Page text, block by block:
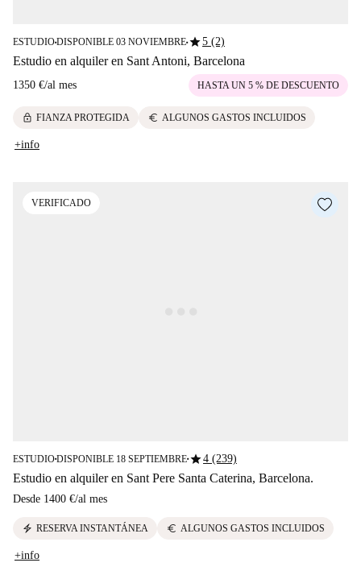
ESTUDIO■DISPONIBLE 03 NOVIEMBRE■star5 (2)
Estudio en alquiler en Sant Antoni, Barcelona
1350 €/al mes HASTA UN 5 % DE DESCUENTO
lock FIANZA PROTEGIDA euro ALGUNOS GASTOS INCLUIDOS
+info
VERIFICADO
ESTUDIO■DISPONIBLE 18 SEPTIEMBRE■star4 (239)
Estudio en alquiler en Sant Pere Santa Caterina, Barcelona.
Desde 1400 €/al mes
electric_bolt RESERVA INSTANTÁNEA euro ALGUNOS GASTOS INCLUIDOS
+info